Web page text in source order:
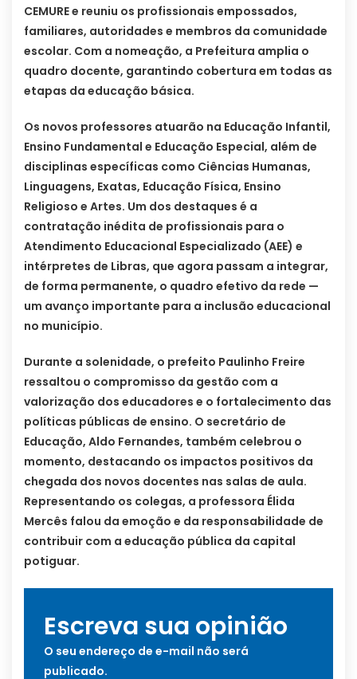
CEMURE e reuniu os profissionais empossados,
familiares, autoridades e membros da comunidade
escolar. Com a nomeação, a Prefeitura amplia o
quadro docente, garantindo cobertura em todas as
etapas da educação básica.
Os novos professores atuarão na Educação Infantil,
Ensino Fundamental e Educação Especial, além de
disciplinas específicas como Ciências Humanas,
Linguagens, Exatas, Educação Física, Ensino
Religioso e Artes. Um dos destaques é a
contratação inédita de profissionais para o
Atendimento Educacional Especializado (AEE) e
intérpretes de Libras, que agora passam a integrar,
de forma permanente, o quadro efetivo da rede —
um avanço importante para a inclusão educacional
no município.
Durante a solenidade, o prefeito Paulinho Freire
ressaltou o compromisso da gestão com a
valorização dos educadores e o fortalecimento das
políticas públicas de ensino. O secretário de
Educação, Aldo Fernandes, também celebrou o
momento, destacando os impactos positivos da
chegada dos novos docentes nas salas de aula.
Representando os colegas, a professora Élida
Mercês falou da emoção e da responsabilidade de
contribuir com a educação pública da capital
potiguar.
Escreva sua opinião
O seu endereço de e-mail não será
publicado.